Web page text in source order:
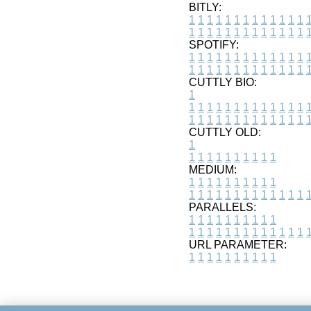
BITLY:
1 1 1 1 1 1 1 1 1 1 1 1 1 1
1 1 1 1 1 1 1 1 1 1 1 1 1 1
SPOTIFY:
1 1 1 1 1 1 1 1 1 1 1 1 1 1
1 1 1 1 1 1 1 1 1 1 1 1 1 1
CUTTLY BIO:
1
1 1 1 1 1 1 1 1 1 1 1 1 1 1
1 1 1 1 1 1 1 1 1 1 1 1 1 1
CUTTLY OLD:
1
1 1 1 1 1 1 1 1 1 1
MEDIUM:
1 1 1 1 1 1 1 1 1 1
1 1 1 1 1 1 1 1 1 1 1 1 1 1
PARALLELS:
1 1 1 1 1 1 1 1 1 1
1 1 1 1 1 1 1 1 1 1 1 1 1 1
URL PARAMETER:
1 1 1 1 1 1 1 1 1 1